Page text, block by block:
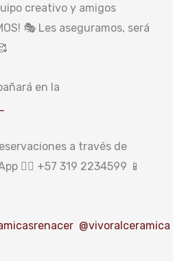
creativo y amigos
🎭 Les aseguramos, será
en la
a través de
👉🏼 +57 319 2234599 📱
@vivoralceramica